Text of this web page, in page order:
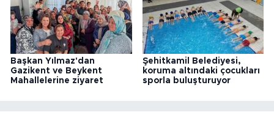
Başkan Yılmaz'dan
Gazikent ve Beykent
Mahallelerine ziyaret
Şehitkamil Belediyesi,
koruma altındaki çocukları
sporla buluşturuyor